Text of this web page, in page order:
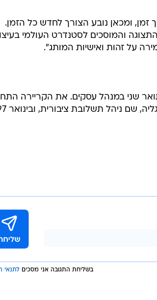
ומכאן נובע הצורך לחדש כל הזמן.
והמוסכים לסטנדרט העולמי
על זהות ואישיות המותג".
תואר שני במנהל עסקים. את הקריירה
בענף הטקסטיל, בפולגת.
בשליחת התגובה אני מסכים לתנאי